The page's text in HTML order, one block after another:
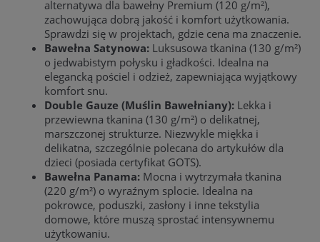
alternatywa dla bawełny Premium (120 g/m²),
zachowująca dobrą jakość i komfort użytkowania.
Sprawdzi się w projektach, gdzie cena ma znaczenie.
Bawełna Satynowa: Luksusowa tkanina (130 g/m²)
o jedwabistym połysku i gładkości. Idealna na
elegancką pościel i odzież, zapewniająca wyjątkowy
komfort snu.
Double Gauze (Muślin Bawełniany): Lekka i
przewiewna tkanina (130 g/m²) o delikatnej,
marszczonej strukturze. Niezwykle miękka i
delikatna, szczególnie polecana do artykułów dla
dzieci (posiada certyfikat GOTS).
Bawełna Panama: Mocna i wytrzymała tkanina
(220 g/m²) o wyraźnym splocie. Idealna na
pokrowce, poduszki, zasłony i inne tekstylia
domowe, które muszą sprostać intensywnemu
użytkowaniu.